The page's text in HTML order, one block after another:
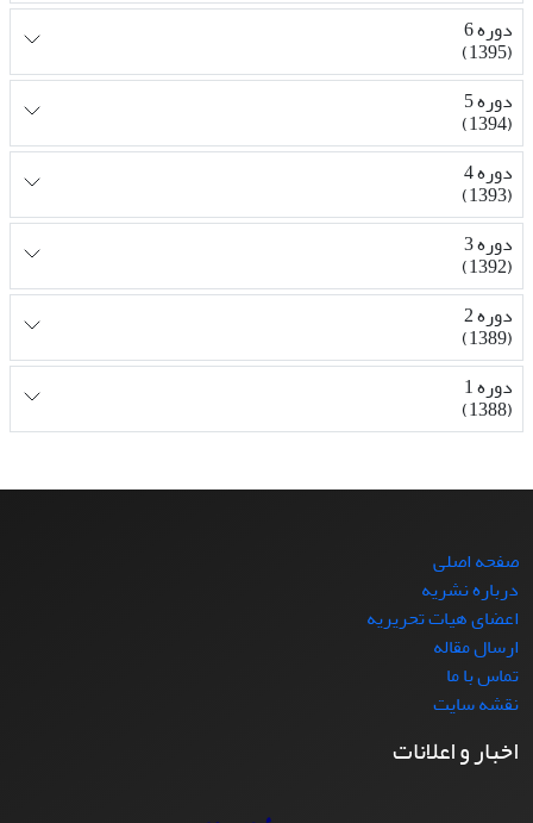
دوره 6
(1395)
دوره 5
(1394)
دوره 4
(1393)
دوره 3
(1392)
دوره 2
(1389)
دوره 1
(1388)
صفحه اصلی
درباره نشریه
اعضای هیات تحریریه
ارسال مقاله
تماس با ما
نقشه سایت
اخبار و اعلانات